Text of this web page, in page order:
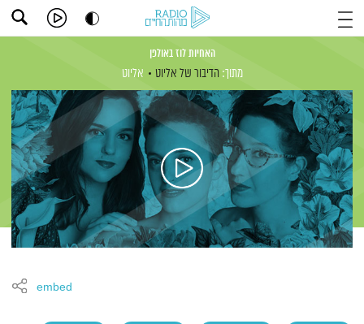
האחיות לוז באולפן
מתוך: הדיבור של אליוט אליוט
embed